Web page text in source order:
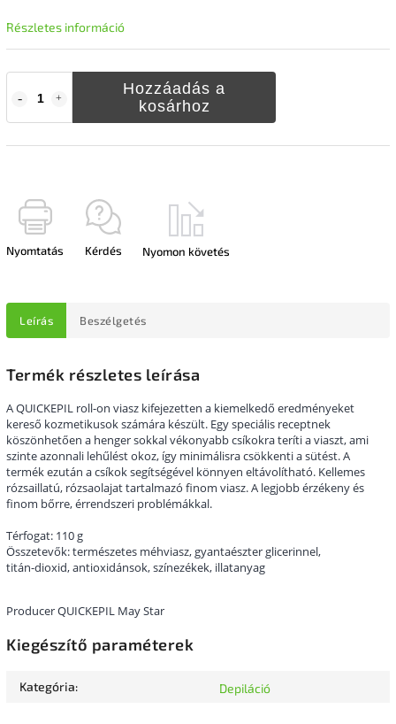
Hozzáadás a
kosárhoz
Részletes információ
Nyomtatás Kérdés Nyomon követés
Leírás Beszélgetés
Termék részletes leírása
A QUICKEPIL roll-on viasz kifejezetten a kiemelkedő eredményeket
kereső kozmetikusok számára készült. Egy speciális receptnek
köszönhetően a henger sokkal vékonyabb csíkokra teríti a viaszt, ami
szinte azonnali lehűlést okoz, így minimálisra csökkenti a sütést. A
termék ezután a csíkok segítségével könnyen eltávolítható. Kellemes
rózsaillatú, rózsaolajat tartalmazó finom viasz. A legjobb érzékeny és
finom bőrre, érrendszeri problémákkal.
Térfogat: 110 g
Összetevők: természetes méhviasz, gyantaészter glicerinnel,
titán-dioxid, antioxidánsok, színezékek, illatanyag
Producer QUICKEPIL May Star
Kiegészítő paraméterek
Kategória: Depiláció